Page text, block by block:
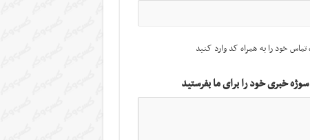
تماس خود را به همراه کد وارد کنید
خبری خود را برای ما بفرستید